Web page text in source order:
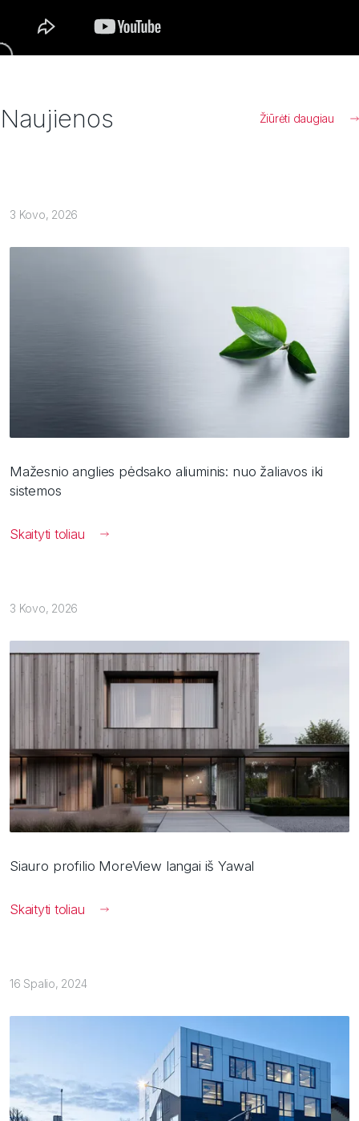
Naujienos Žiūrėti daugiau
3 Kovo, 2026
Mažesnio anglies pėdsako aliuminis: nuo žaliavos iki
sistemos
Skaityti toliau
3 Kovo, 2026
Siauro profilio MoreView langai iš Yawal
Skaityti toliau
16 Spalio, 2024